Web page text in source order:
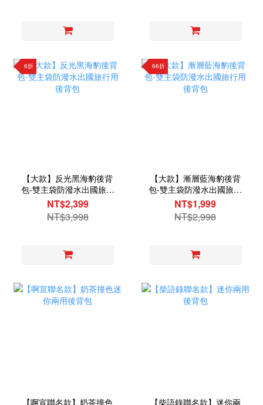
6折
【大款】反光黑海豹後背
包-雙主袋防潑水出國旅行
用後背包
NT$2,399
NT$3,998
66折
【大款】漸層藍海豹後背
包-雙主袋防潑水出國旅行
用後背包
NT$1,999
NT$2,998
【啊宣聯名款】奶茶撞色 【柴語錄聯名款】迷你兩